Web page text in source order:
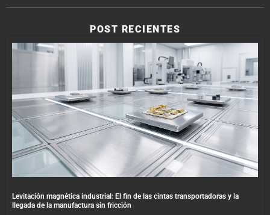
POST RECIENTES
Levitación magnética industrial: El fin de las cintas transportadoras y la
llegada de la manufactura sin fricción